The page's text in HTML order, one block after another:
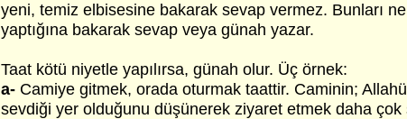
yeni, temiz elbisesine bakarak sevap vermez. Bunları
yaptığına bakarak sevap veya günah yazar.
Taat kötü niyetle yapılırsa, günah olur. Üç örnek:
a- Camiye gitmek, orada oturmak taattir. Caminin;
sevdiği yer olduğunu düşünerek ziyaret etmek daha çok